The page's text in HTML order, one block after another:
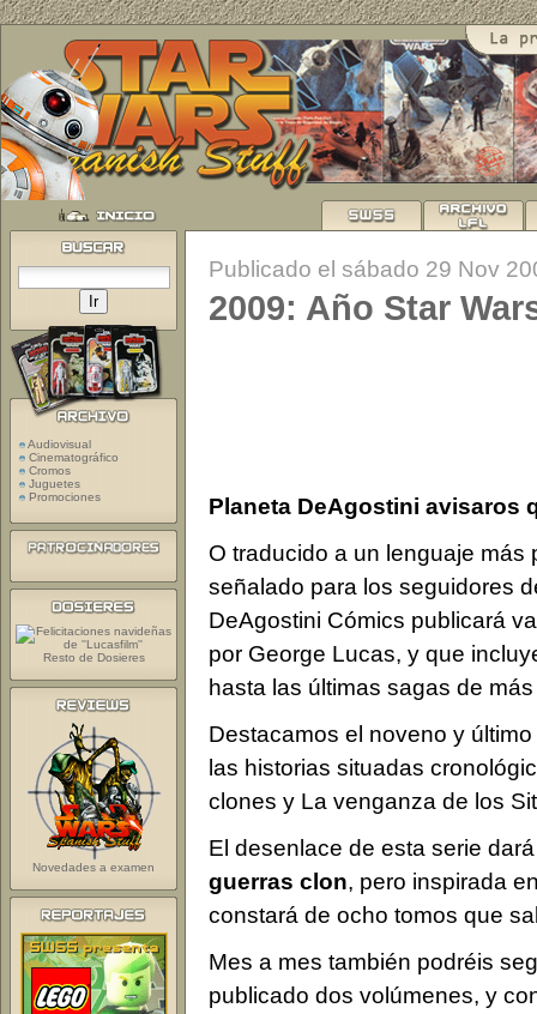
Publicado el sábado 29 Nov
2009: Año Star
Planeta DeAgostini avisaros
O traducido a un lenguaje
señalado para los seguidores
DeAgostini Cómics publicará
por George Lucas, y que
hasta las últimas sagas de
Destacamos el noveno y
las historias situadas
clones y La venganza de los
El desenlace de esta serie
guerras clon, pero inspirada
constará de ocho tomos que
Mes a mes también podréis
publicado dos volúmenes, y
Audiovisual
Cinematográfico
Cromos
Juguetes
Promociones
Resto de Dosieres
Novedades a examen